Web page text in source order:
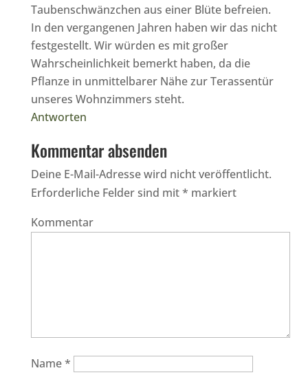
Taubenschwänzchen aus einer Blüte befreien.
In den vergangenen Jahren haben wir das nicht
festgestellt. Wir würden es mit großer
Wahrscheinlichkeit bemerkt haben, da die
Pflanze in unmittelbarer Nähe zur Terassentür
unseres Wohnzimmers steht.
Antworten
Kommentar absenden
Deine E-Mail-Adresse wird nicht veröffentlicht.
Erforderliche Felder sind mit* markiert
Kommentar
Name*